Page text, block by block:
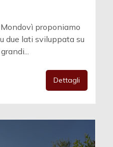
proponiamo
due lati sviluppata su
Dettagli